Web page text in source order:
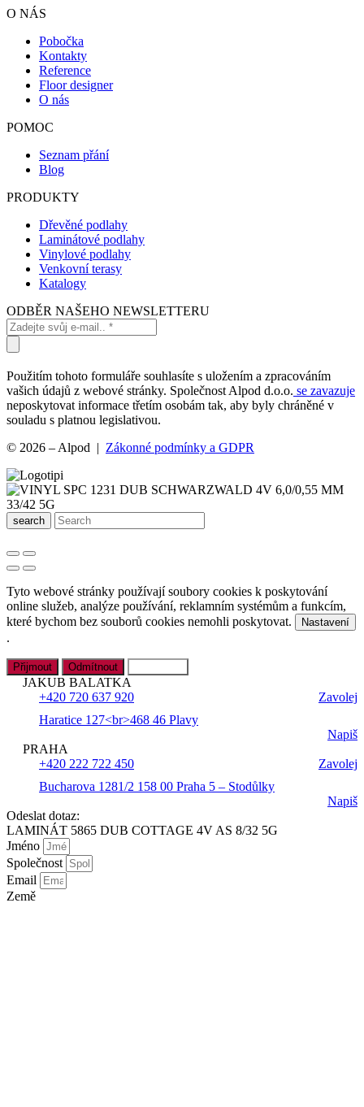
O NÁS
Pobočka
Kontakty
Reference
Floor designer
O nás
POMOC
Seznam přání
Blog
PRODUKTY
Dřevěné podlahy
Laminátové podlahy
Vinylové podlahy
Venkovní terasy
Katalogy
ODBĚR NAŠEHO NEWSLETTERU
Použitím tohoto formuláře souhlasíte s uložením a zpracováním
vašich údajů z webové stránky. Společnost Alpod d.o.o. se zavazuje
neposkytovat informace třetím osobám tak, aby byly chráněné v
souladu s platnou legislativou.
© 2026 – Alpod | Zákonné podmínky a GDPR
search
Tyto webové stránky používají soubory cookies k poskytování
online služeb, analýze používání, reklamním systémům a funkcím,
které bychom bez souborů cookies nemohli poskytovat.
Nastavení
.
Přijmout Odmítnout
JAKUB BALATKA
+420 720 637 920
Zavolej
Haratice 127<br>468 46 Plavy
Napiš
PRAHA
+420 222 722 450
Zavolej
Bucharova 1281/2 158 00 Praha 5 – Stodůlky
Napiš
Odeslat dotaz:
LAMINÁT 5865 DUB COTTAGE 4V AS 8/32 5G
Jméno
Společnost
Email
Země